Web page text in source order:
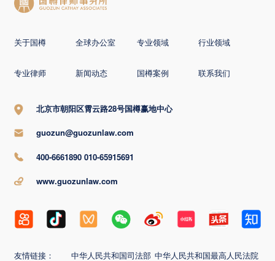
关于国樽 全球办公室 专业领域 行业领域
专业律师 新闻动态 国樽案例 联系我们
北京市朝阳区霄云路28号国樽赢地中心
guozun@guozunlaw.com
400-6661890 010-65915691
www.guozunlaw.com
友情链接： 中华人民共和国司法部 中华人民共和国最高人民法院